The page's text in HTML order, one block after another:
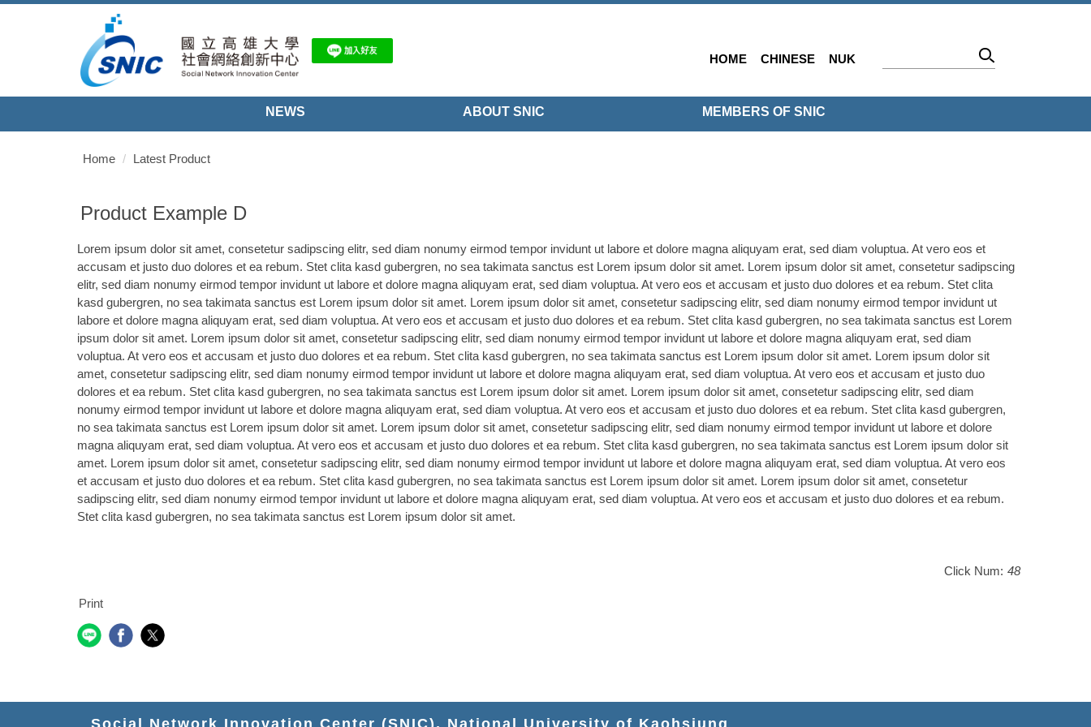
HOME CHINESE NUK
NEWS ABOUT SNIC MEMBERS OF SNIC
Home Latest Product
Product Example D
Lorem ipsum dolor sit amet, consetetur sadipscing elitr, sed diam nonumy eirmod tempor invidunt ut labore et dolore magna aliquyam erat, sed diam voluptua. At vero eos et
accusam et justo duo dolores et ea rebum. Stet clita kasd gubergren, no sea takimata sanctus est Lorem ipsum dolor sit amet. Lorem ipsum dolor sit amet, consetetur sadipscing
elitr, sed diam nonumy eirmod tempor invidunt ut labore et dolore magna aliquyam erat, sed diam voluptua. At vero eos et accusam et justo duo dolores et ea rebum. Stet clita
kasd gubergren, no sea takimata sanctus est Lorem ipsum dolor sit amet. Lorem ipsum dolor sit amet, consetetur sadipscing elitr, sed diam nonumy eirmod tempor invidunt ut
labore et dolore magna aliquyam erat, sed diam voluptua. At vero eos et accusam et justo duo dolores et ea rebum. Stet clita kasd gubergren, no sea takimata sanctus est Lorem
ipsum dolor sit amet. Lorem ipsum dolor sit amet, consetetur sadipscing elitr, sed diam nonumy eirmod tempor invidunt ut labore et dolore magna aliquyam erat, sed diam
voluptua. At vero eos et accusam et justo duo dolores et ea rebum. Stet clita kasd gubergren, no sea takimata sanctus est Lorem ipsum dolor sit amet. Lorem ipsum dolor sit
amet, consetetur sadipscing elitr, sed diam nonumy eirmod tempor invidunt ut labore et dolore magna aliquyam erat, sed diam voluptua. At vero eos et accusam et justo duo
dolores et ea rebum. Stet clita kasd gubergren, no sea takimata sanctus est Lorem ipsum dolor sit amet. Lorem ipsum dolor sit amet, consetetur sadipscing elitr, sed diam
nonumy eirmod tempor invidunt ut labore et dolore magna aliquyam erat, sed diam voluptua. At vero eos et accusam et justo duo dolores et ea rebum. Stet clita kasd gubergren,
no sea takimata sanctus est Lorem ipsum dolor sit amet. Lorem ipsum dolor sit amet, consetetur sadipscing elitr, sed diam nonumy eirmod tempor invidunt ut labore et dolore
magna aliquyam erat, sed diam voluptua. At vero eos et accusam et justo duo dolores et ea rebum. Stet clita kasd gubergren, no sea takimata sanctus est Lorem ipsum dolor sit
amet. Lorem ipsum dolor sit amet, consetetur sadipscing elitr, sed diam nonumy eirmod tempor invidunt ut labore et dolore magna aliquyam erat, sed diam voluptua. At vero eos
et accusam et justo duo dolores et ea rebum. Stet clita kasd gubergren, no sea takimata sanctus est Lorem ipsum dolor sit amet. Lorem ipsum dolor sit amet, consetetur
sadipscing elitr, sed diam nonumy eirmod tempor invidunt ut labore et dolore magna aliquyam erat, sed diam voluptua. At vero eos et accusam et justo duo dolores et ea rebum.
Stet clita kasd gubergren, no sea takimata sanctus est Lorem ipsum dolor sit amet.
Click Num: 48
Print